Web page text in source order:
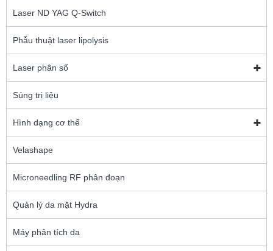
Laser ND YAG Q-Switch
Phẫu thuật laser lipolysis
Laser phân số
Súng trị liệu
Hình dạng cơ thể
Velashape
Microneedling RF phân đoạn
Quản lý da mặt Hydra
Máy phân tích da